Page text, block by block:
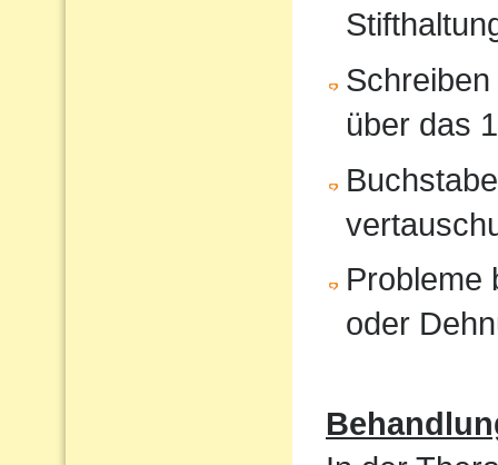
über das
Probleme
oder